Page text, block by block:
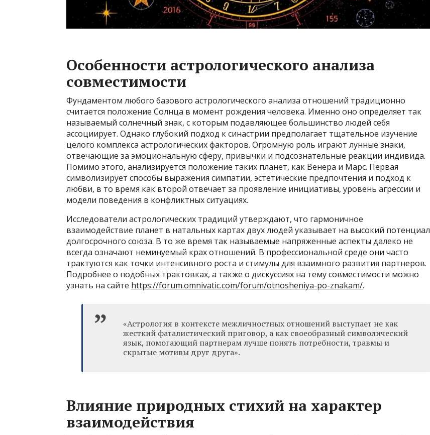
Особенности астрологического анализа
совместимости
Фундаментом любого базового астрологического анализа отношений традиционно
считается положение Солнца в момент рождения человека. Именно оно определяет так
называемый солнечный знак, с которым подавляющее большинство людей себя
ассоциирует. Однако глубокий подход к синастрии предполагает тщательное изучение
целого комплекса астрологических факторов. Огромную роль играют лунные знаки,
отвечающие за эмоциональную сферу, привычки и подсознательные реакции индивида.
Помимо этого, анализируется положение таких планет, как Венера и Марс. Первая
символизирует способы выражения симпатии, эстетические предпочтения и подход к
любви, в то время как второй отвечает за проявление инициативы, уровень агрессии и
модели поведения в конфликтных ситуациях.
Исследователи астрологических традиций утверждают, что гармоничное
взаимодействие планет в натальных картах двух людей указывает на высокий потенциал
долгосрочного союза. В то же время так называемые напряженные аспекты далеко не
всегда означают неминуемый крах отношений. В профессиональной среде они часто
трактуются как точки интенсивного роста и стимулы для взаимного развития партнеров.
Подробнее о подобных трактовках, а также о дискуссиях на тему совместимости можно
узнать на сайте https://forum.omnivatic.com/forum/otnosheniya-po-znakam/.
«Астрология в контексте межличностных отношений выступает не как
жесткий фаталистический приговор, а как своеобразный символический
язык, помогающий партнерам лучше понять потребности, травмы и
скрытые мотивы друг друга».
Влияние природных стихий на характер
взаимодействия